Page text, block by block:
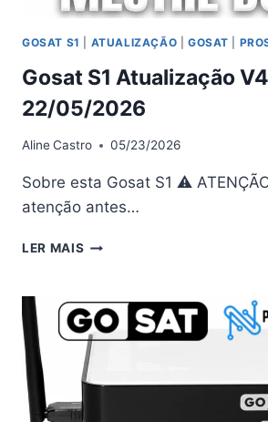
GOSAT S1 ATUALIZAÇÃO GOSAT
Gosat S1 Atualização
22/05/2026
AlineCastro 05/23/2026
Sobre esta Gosat S1 ⚠
atenção antes…
LER MAIS GOSAT
V4.04
–
22/05/2026